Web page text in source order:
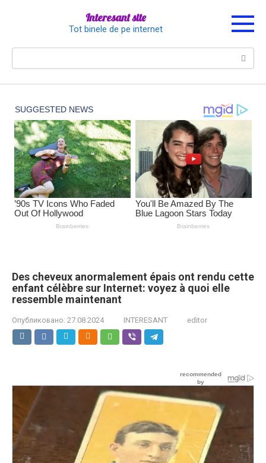
Interesant site
Tot binele de pe internet
Des cheveux anormalement épais ont rendu cette
enfant célèbre sur Internet: voyez à quoi elle
ressemble maintenant
Опубликовано: 27.08.2024 INTERESANT editor